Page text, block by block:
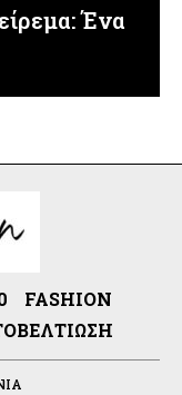
Ένα
FASHION